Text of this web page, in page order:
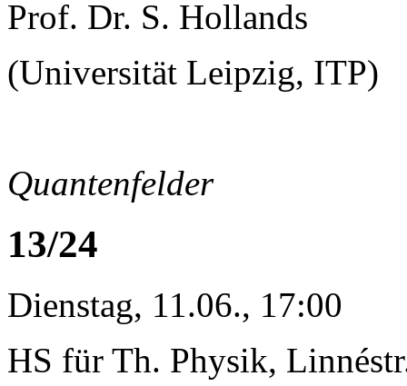
Prof. Dr. S. Hollands
(Universität Leipzig, ITP)
Quantenfelder
13/24
Dienstag, 11.06., 17:00
HS für Th. Physik,